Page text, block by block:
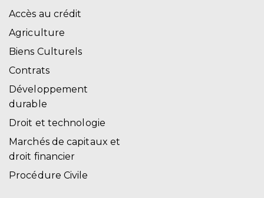
Accès au crédit
Agriculture
Biens Culturels
Contrats
Développement
durable
Droit et technologie
Marchés de capitaux et
droit financier
Procédure Civile